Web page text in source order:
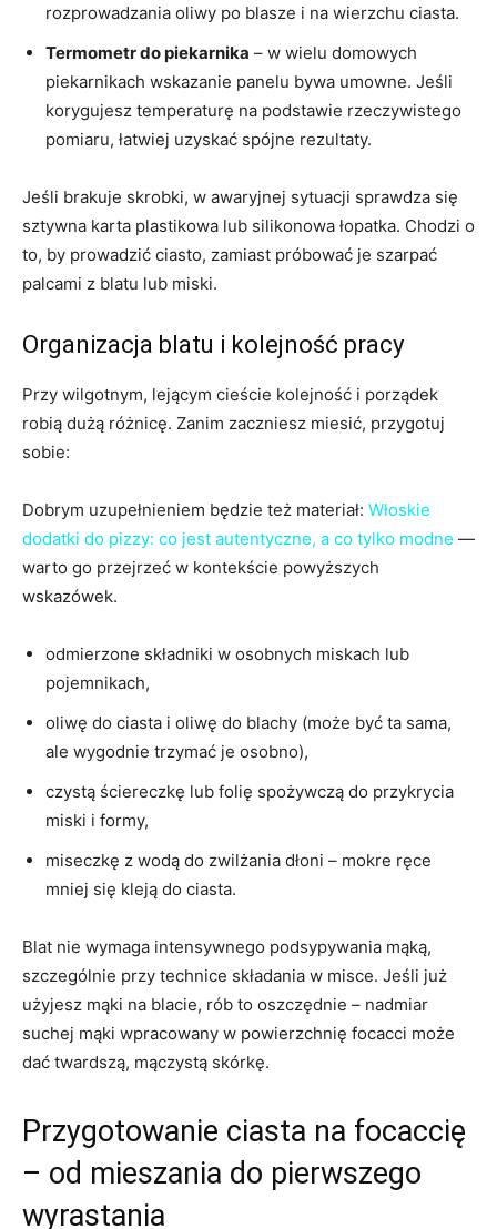
rozprowadzania oliwy po blasze i na wierzchu ciasta.
Termometr do piekarnika – w wielu domowych
piekarnikach wskazanie panelu bywa umowne. Jeśli
korygujesz temperaturę na podstawie rzeczywistego
pomiaru, łatwiej uzyskać spójne rezultaty.
Jeśli brakuje skrobki, w awaryjnej sytuacji sprawdza się
sztywna karta plastikowa lub silikonowa łopatka. Chodzi o
to, by prowadzić ciasto, zamiast próbować je szarpać
palcami z blatu lub miski.
Organizacja blatu i kolejność pracy
Przy wilgotnym, lejącym cieście kolejność i porządek
robią dużą różnicę. Zanim zaczniesz miesić, przygotuj
sobie:
Dobrym uzupełnieniem będzie też materiał: Włoskie
dodatki do pizzy: co jest autentyczne, a co tylko modne —
warto go przejrzeć w kontekście powyższych
wskazówek.
odmierzone składniki w osobnych miskach lub
pojemnikach,
oliwę do ciasta i oliwę do blachy (może być ta sama,
ale wygodnie trzymać je osobno),
czystą ściereczkę lub folię spożywczą do przykrycia
miski i formy,
miseczkę z wodą do zwilżania dłoni – mokre ręce
mniej się kleją do ciasta.
Blat nie wymaga intensywnego podsypywania mąką,
szczególnie przy technice składania w misce. Jeśli już
użyjesz mąki na blacie, rób to oszczędnie – nadmiar
suchej mąki wpracowany w powierzchnię focacci może
dać twardszą, mączystą skórkę.
Przygotowanie ciasta na focaccię
– od mieszania do pierwszego
wyrastania